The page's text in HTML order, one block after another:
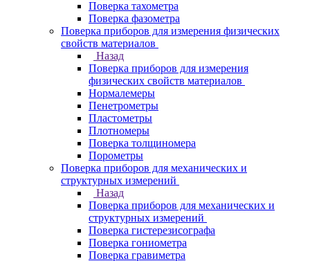
Поверка тахометра
Поверка фазометра
Поверка приборов для измерения физических
свойств материалов
Назад
Поверка приборов для измерения
физических свойств материалов
Нормалемеры
Пенетрометры
Пластометры
Плотномеры
Поверка толщиномера
Порометры
Поверка приборов для механических и
структурных измерений
Назад
Поверка приборов для механических и
структурных измерений
Поверка гистерезисографа
Поверка гониометра
Поверка гравиметра